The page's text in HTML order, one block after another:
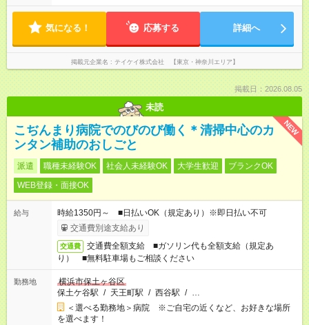
気になる！ 応募する 詳細へ
掲載元企業名 テイケイ株式会社 【東京・神奈川エリア】
掲載日：2026.08.05
未読
NEW
こぢんまり病院でのびのび働く＊清掃中心のカ
ンタン補助のおしごと
派遣 職種未経験OK 社会人未経験OK 大学生歓迎
ブランクOK
WEB登録・面接OK
給与
時給1350円～ ■日払いOK（規定あり）※即日払い不可
交通費別途支給あり
交通費
交通費全額支給 ■ガソリン代も全額支給（規定あ
り） ■無料駐車場もご相談ください
勤務地
横浜市保土ヶ谷区
保土ケ谷駅 / 天王町駅 / 西谷駅 / …
＜選べる勤務地＞病院 ※ご自宅の近くなど、お好きな場所
を選べます！